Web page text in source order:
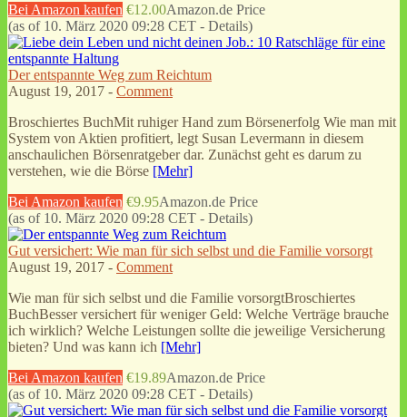
Bei Amazon kaufen €12.00Amazon.de Price
(as of 10. März 2020 09:28 CET - Details)
Der entspannte Weg zum Reichtum
August 19, 2017 - Comment
Broschiertes BuchMit ruhiger Hand zum Börsenerfolg Wie man mit
System von Aktien profitiert, legt Susan Levermann in diesem
anschaulichen Börsenratgeber dar. Zunächst geht es darum zu
verstehen, wie die Börse [Mehr]
Bei Amazon kaufen €9.95Amazon.de Price
(as of 10. März 2020 09:28 CET - Details)
Gut versichert: Wie man für sich selbst und die Familie vorsorgt
August 19, 2017 - Comment
Wie man für sich selbst und die Familie vorsorgtBroschiertes
BuchBesser versichert für weniger Geld: Welche Verträge brauche
ich wirklich? Welche Leistungen sollte die jeweilige Versicherung
bieten? Und was kann ich [Mehr]
Bei Amazon kaufen €19.89Amazon.de Price
(as of 10. März 2020 09:28 CET - Details)